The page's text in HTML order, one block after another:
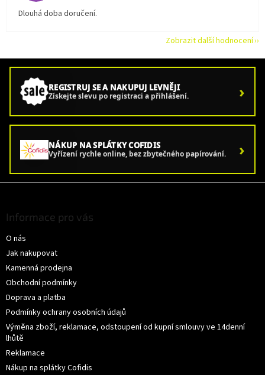
Dlouhá doba doručení.
Zobrazit další hodnocení
REGISTRUJ SE A NAKUPUJ LEVNĚJI
Získejte slevu po registraci a přihlášení. ›
NÁKUP NA SPLÁTKY COFIDIS
Vyřízení rychle online, bez zbytečného papírování. ›
Informace pro vás
O nás
Jak nakupovat
Kamenná prodejna
Obchodní podmínky
Doprava a platba
Podmínky ochrany osobních údajů
Výměna zboží, reklamace, odstoupení od kupní smlouvy ve 14denní
lhůtě
Reklamace
Nákup na splátky Cofidis